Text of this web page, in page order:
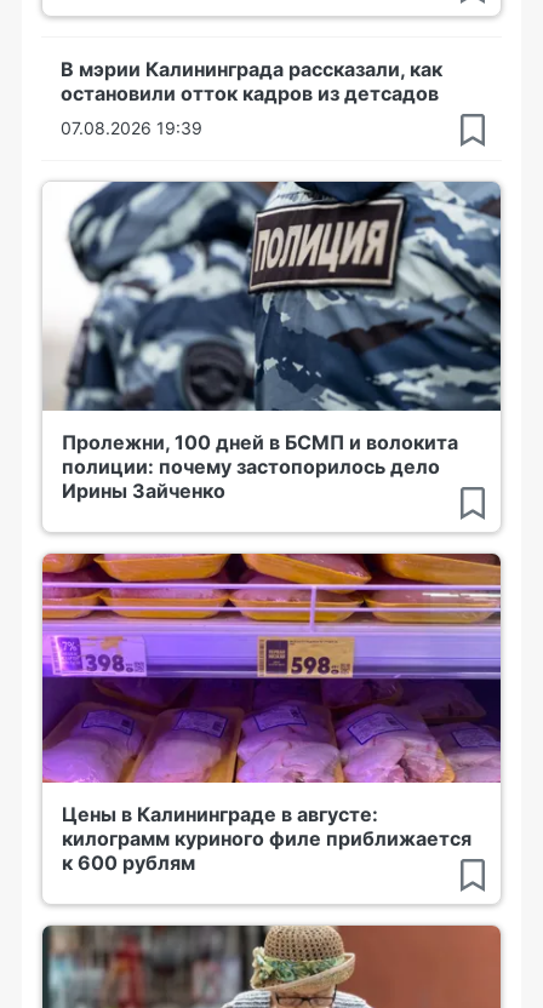
В мэрии Калининграда рассказали, как
остановили отток кадров из детсадов
07.08.2026 19:39
Пролежни, 100 дней в БСМП и волокита
полиции: почему застопорилось дело
Ирины Зайченко
Цены в Калининграде в августе:
килограмм куриного филе приближается
к 600 рублям